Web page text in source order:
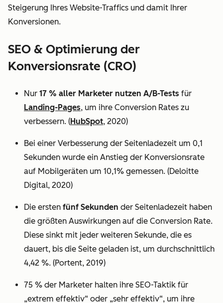
Steigerung Ihres Website-Traffics und damit Ihrer
Konversionen.
SEO & Optimierung der
Konversionsrate (CRO)
Nur 17 % aller Marketer nutzen A/B-Tests für
Landing-Pages, um ihre Conversion Rates zu
verbessern. (HubSpot, 2020)
Bei einer Verbesserung der Seitenladezeit um 0,1
Sekunden wurde ein Anstieg der Konversionsrate
auf Mobilgeräten um 10,1% gemessen. (Deloitte
Digital, 2020)
Die ersten fünf Sekunden der Seitenladezeit haben
die größten Auswirkungen auf die Conversion Rate.
Diese sinkt mit jeder weiteren Sekunde, die es
dauert, bis die Seite geladen ist, um durchschnittlich
4,42 %. (Portent, 2019)
75 % der Marketer halten ihre SEO-Taktik für
„extrem effektiv“ oder „sehr effektiv“, um ihre